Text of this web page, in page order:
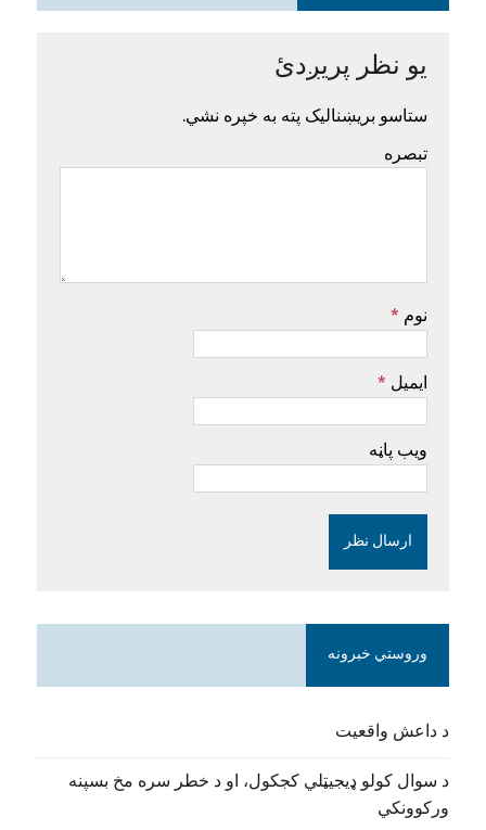
یو نظر پریږدئ
ستاسو بریښنالیک پته به خپره نشي.
تبصره
نوم *
ایمیل *
ویب پاڼه
وروستي خبرونه
د داعش واقعیت
د سوال کولو ډیجیټلي کجکول، او د خطر سره مخ بسپنه
ورکوونکي